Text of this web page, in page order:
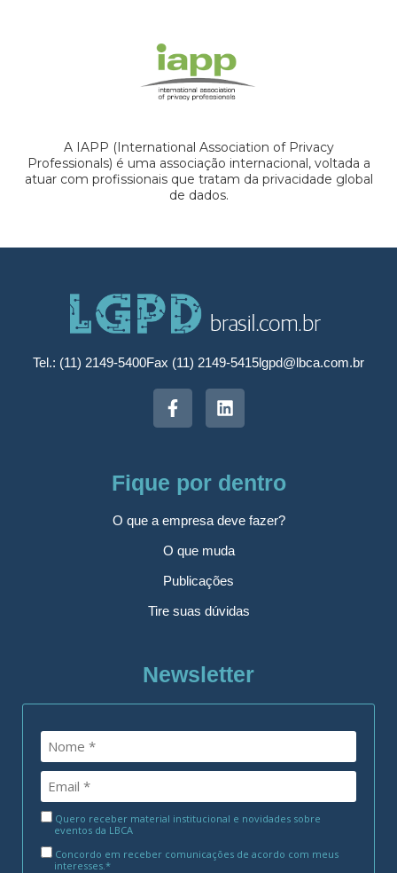
A IAPP (International Association of Privacy
Professionals) é uma associação internacional, voltada a
atuar com profissionais que tratam da privacidade global
de dados.
Tel.: (11) 2149-5400Fax (11) 2149-5415lgpd@lbca.com.br
Fique por dentro
O que a empresa deve fazer?
O que muda
Publicações
Tire suas dúvidas
Newsletter
Quero receber material institucional e novidades sobre
eventos da LBCA
Concordo em receber comunicações de acordo com meus
interesses.*